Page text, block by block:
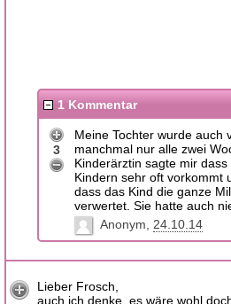
1 Kommentar
3
Meine Tochter wurde auch
manchmal nur alle zwei
Kinderärztin sagte mir
Kindern sehr oft vorkommt
dass das Kind die ganze
verwertet. Sie hatte auch
Anonym
24.10.14
Lieber Frosch,
auch ich denke, es wäre wohl